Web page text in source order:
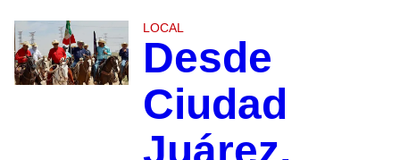
LOCAL
Desde
Ciudad
Juárez,